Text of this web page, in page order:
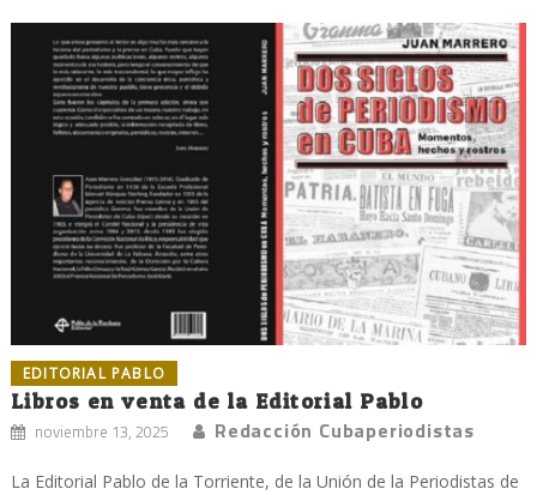
EDITORIAL PABLO
Libros en venta de la Editorial Pablo
noviembre 13, 2025 Redacción Cubaperiodistas
La Editorial Pablo de la Torriente, de la Unión de la Periodistas de